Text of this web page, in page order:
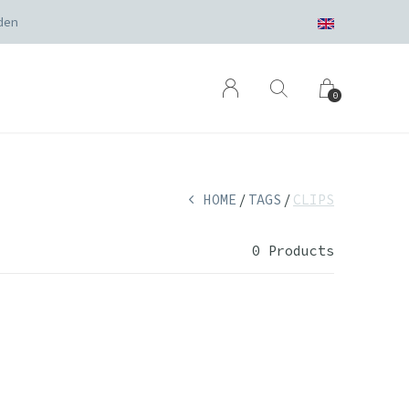
0
HOME TAGS CLIPS
0 Products